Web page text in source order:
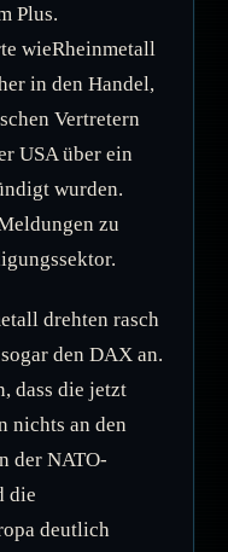
Plus.
wieRheinmetall
in den Handel,
Vertretern
USA über ein
wurden.
zu
drehten rasch
den DAX an.
dass die jetzt
nichts an den
der NATO-
die
deutlich